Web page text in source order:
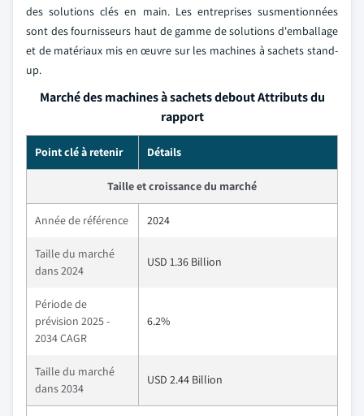
des solutions clés en main. Les entreprises susmentionnées
sont des fournisseurs haut de gamme de solutions d'emballage
et de matériaux mis en œuvre sur les machines à sachets stand-
up.
Marché des machines à sachets debout Attributs du
rapport
Point clé à retenir Détails
Taille et croissance du marché
Année de référence 2024
Taille du marché
dans 2024
USD 1.36 Billion
Période de
prévision 2025 -
2034 CAGR
6.2%
Taille du marché
dans 2034
USD 2.44 Billion